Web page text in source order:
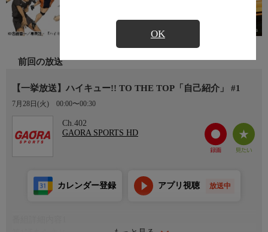
OK
前回の放送
【一挙放送】ハイキュー!! TO THE TOP「自己紹介」 #1
7月28日(火) 00:00〜00:30
Ch.402
GAORA SPORTS HD
カレンダー登録 アプリ視聴 放送中